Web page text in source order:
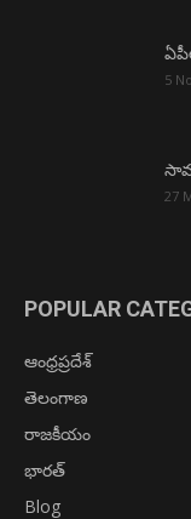
5
27
POPULAR
ఆంధ్రప్రదేశ్
తెలంగాణ
రాజకీయం
భారత్
Blog